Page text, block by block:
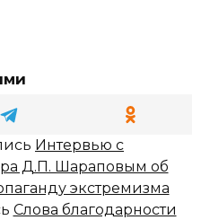
Интервью с
Д.П. Шараповым об
экстремизма
Слова благодарности